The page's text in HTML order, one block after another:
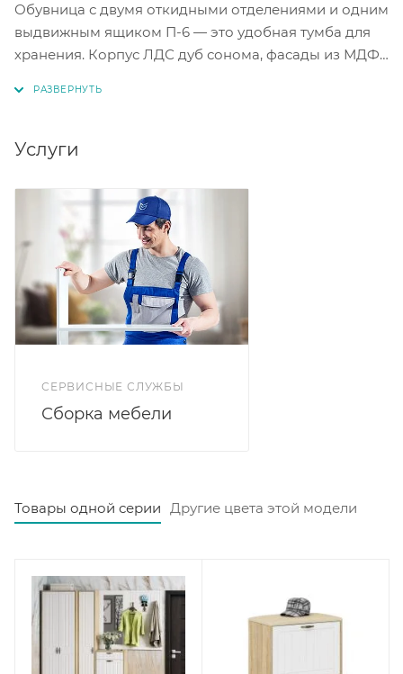
Обувница с двумя откидными отделениями и одним
выдвижным ящиком П-6 — это удобная тумба для
хранения. Корпус ЛДС дуб сонома, фасады из МДФ
решением для хранения обуви в вашем доме.
Услуги
СЕРВИСНЫЕ СЛУЖБЫ
Сборка мебели
Товары одной серии Другие цвета этой модели